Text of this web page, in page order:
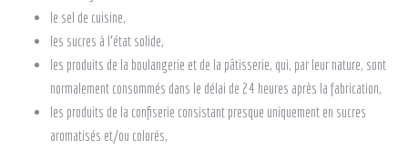
le sel de cuisine,
les sucres à l’état solide,
les produits de la boulangerie et de la pâtisserie, qui, par leur nature, sont
normalement consommés dans le délai de 24 heures après la fabrication,
les produits de la confiserie consistant presque uniquement en sucres
aromatisés et/ou colorés,